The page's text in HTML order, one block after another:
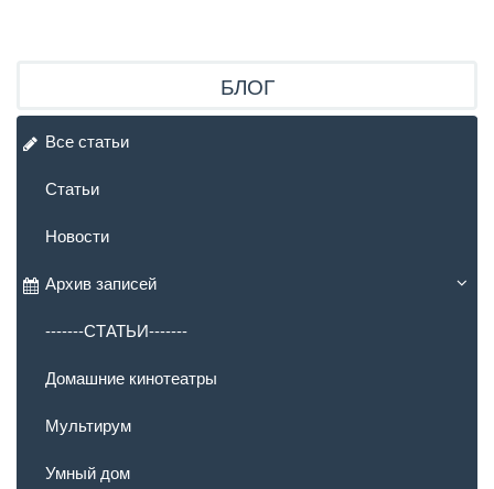
БЛОГ
Все статьи
Статьи
Новости
Архив записей
-------СТАТЬИ-------
Домашние кинотеатры
Мультирум
Умный дом